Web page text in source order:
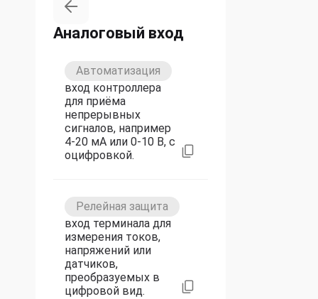
Аналоговый вход
Автоматизация
вход контроллера
для приёма
непрерывных
сигналов, например
4-20 мА или 0-10 В, с
оцифровкой.
Релейная защита
вход терминала для
измерения токов,
напряжений или
датчиков,
преобразуемых в
цифровой вид.